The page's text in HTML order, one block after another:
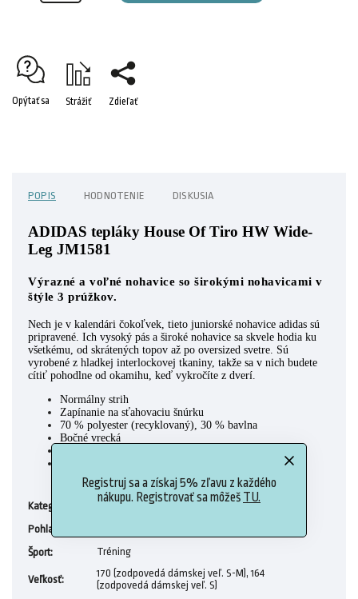
Registruj sa a získaj 5% zľavu z každého
nákupu. Registrovať sa môžeš TU.
Opýtať sa Strážiť Zdieľať
POPIS HODNOTENIE DISKUSIA
ADIDAS tepláky House Of Tiro HW Wide-
Leg JM1581
Výrazné a voľné nohavice so širokými nohavicami v
štýle 3 prúžkov.
Nech je v kalendári čokoľvek, tieto juniorské nohavice adidas sú
pripravené. Ich vysoký pás a široké nohavice sa skvele hodia ku
všetkému, od skrátených topov až po oversized svetre. Sú
vyrobené z hladkej interlockovej tkaniny, takže sa v nich budete
cítiť pohodlne od okamihu, keď vykročíte z dverí.
Normálny strih
Zapínanie na sťahovaciu šnúrku
70 % polyester (recyklovaný), 30 % bavlna
Bočné vrecká
Kategória
Dámske tepláky a nohavice
Pohlavie
Šport: Tréning
Veľkosť:
170 (zodpovedá dámskej veľ. S-M), 164
(zodpovedá dámskej veľ. S)